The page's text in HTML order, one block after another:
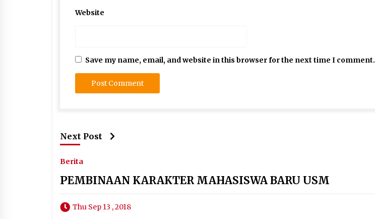
Website
Save my name, email, and website in this browser for the next time I comment.
Next Post
Berita
PEMBINAAN KARAKTER MAHASISWA BARU USM
Thu Sep 13 , 2018